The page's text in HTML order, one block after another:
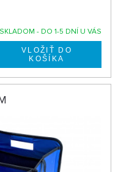
SKLADOM - DO 1-5 DNÍ U VÁS